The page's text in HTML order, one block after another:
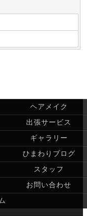
ヘアメイク
出張サービス
ギャラリー
ひまわりブログ
スタッフ
お問い合わせ